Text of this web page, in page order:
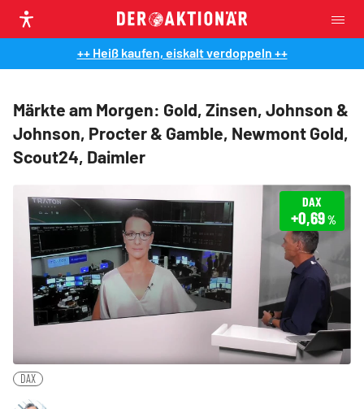
++ Heiß kaufen, eiskalt verdoppeln ++
Märkte am Morgen: Gold, Zinsen, Johnson &
Johnson, Procter & Gamble, Newmont Gold,
Scout24, Daimler
DAX
+0,69%
DAX